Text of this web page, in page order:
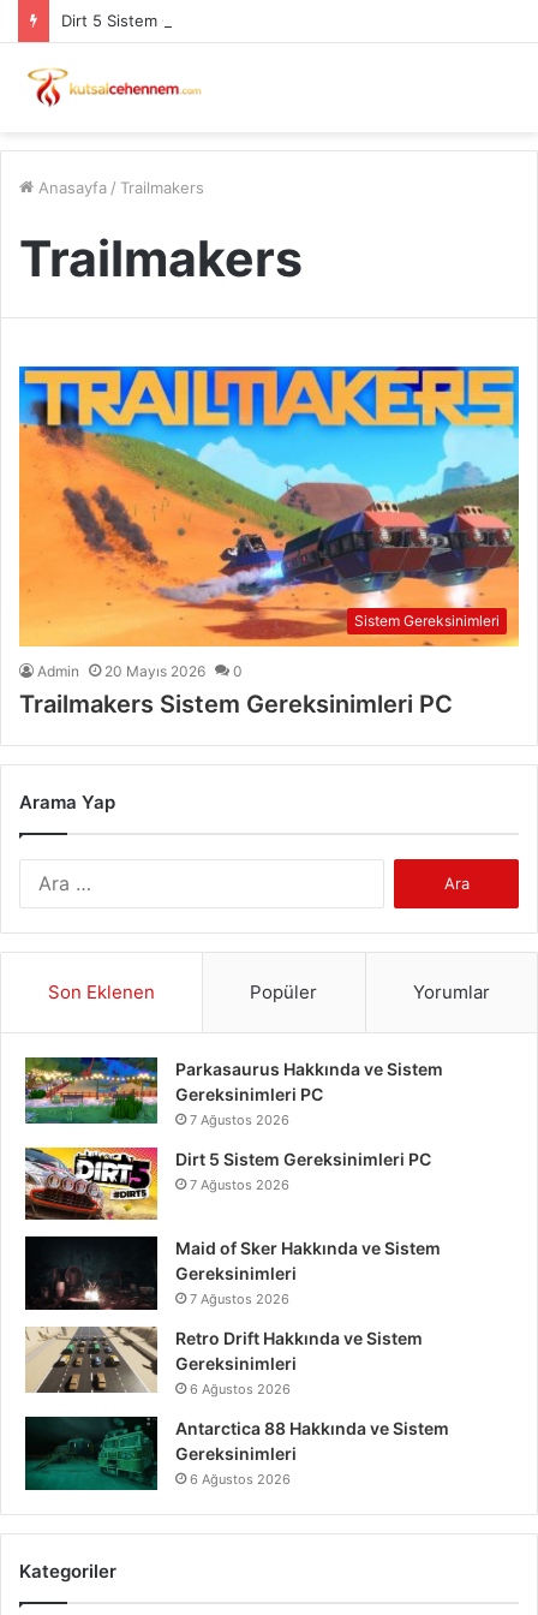
Dirt 5 Sistem Gereksinimleri PC
Anasayfa / Trailmakers
Trailmakers
Sistem Gereksinimleri
Admin 20 Mayıs 2026 0
Trailmakers Sistem Gereksinimleri PC
Arama Yap
Son Eklenen Popüler Yorumlar
Parkasaurus Hakkında ve Sistem
Gereksinimleri PC
7 Ağustos 2026
Dirt 5 Sistem Gereksinimleri PC
7 Ağustos 2026
Maid of Sker Hakkında ve Sistem
Gereksinimleri
7 Ağustos 2026
Retro Drift Hakkında ve Sistem
Gereksinimleri
6 Ağustos 2026
Antarctica 88 Hakkında ve Sistem
Gereksinimleri
6 Ağustos 2026
Kategoriler